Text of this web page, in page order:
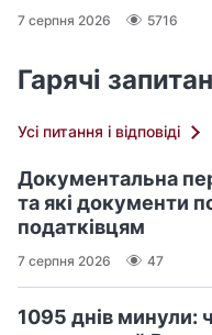
7 серпня 2026 5716
Гарячі
Усі питання і відповіді
Документальна
та які документи
податківцям
7 серпня 2026 47
1095 днів минули: